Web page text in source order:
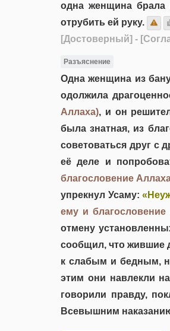
одна женщина брала
отрубить ей руку.
[Достоверный] -
Разъяснение
Одна женщина из
одолжила
Аллаха), и он
была знатная, из
советоваться друг с
её деле и
благословение
упрекнул Усаму:
ему и благословение
отмену
сообщил, что жившие
к слабым и бедным,
этим они навлекли
говорили правду,
Всевышним